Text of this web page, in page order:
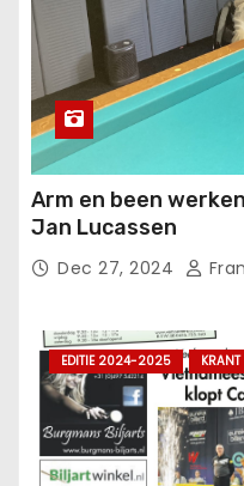
Arm en been
Jan Lucassen
Dec 27, 2024
EDITIE 2024-2025 KRANT